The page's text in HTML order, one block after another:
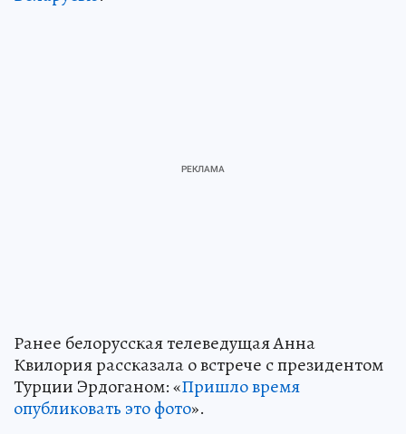
Ранее белорусская телеведущая Анна
Квилория рассказала о встрече с президентом
Турции Эрдоганом: «Пришло время
опубликовать это фото».